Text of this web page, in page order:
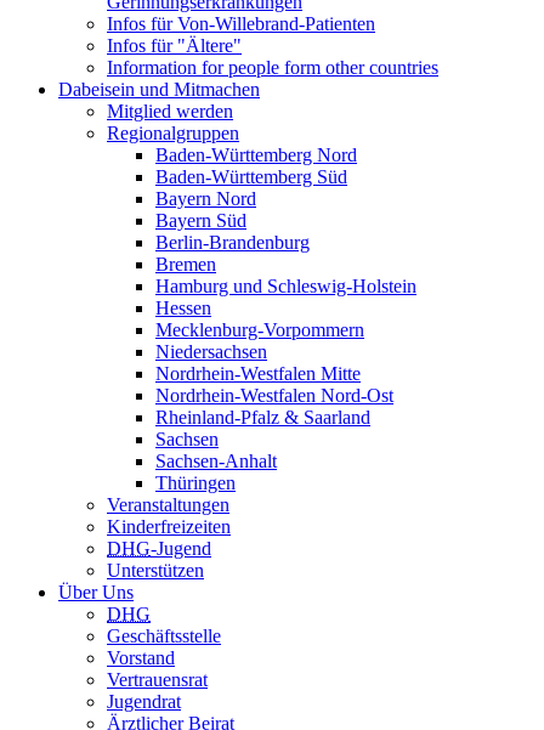
Infos für Von-Willebrand-Patienten
Infos für "Ältere"
Information for people form other countries
Dabeisein und Mitmachen
Mitglied werden
Regionalgruppen
Baden-Württemberg Nord
Baden-Württemberg Süd
Bayern Nord
Bayern Süd
Berlin-Brandenburg
Bremen
Hamburg und Schleswig-Holstein
Hessen
Mecklenburg-Vorpommern
Niedersachsen
Nordrhein-Westfalen Mitte
Nordrhein-Westfalen Nord-Ost
Rheinland-Pfalz & Saarland
Sachsen
Sachsen-Anhalt
Thüringen
Veranstaltungen
Kinderfreizeiten
DHG-Jugend
Unterstützen
Über Uns
DHG
Geschäftsstelle
Vorstand
Vertrauensrat
Jugendrat
Ärztlicher Beirat